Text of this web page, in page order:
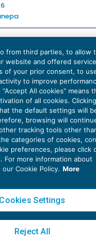
studi professionali: le
eStefano Dovier
Privacy Policy
Cookie Policy
©Gruppo Euroconference S.p.A.
10N01 - 20124 Milano -
from third parties, to allow
website and offered
of your prior consent, to
to improve
All cookies” means
of all cookies.
the default settings will
browsing will
tracking tools other
categories of cookies,
preferences, please click
For more information about
Cookie Policy. More
Cookies Settings
Reject All